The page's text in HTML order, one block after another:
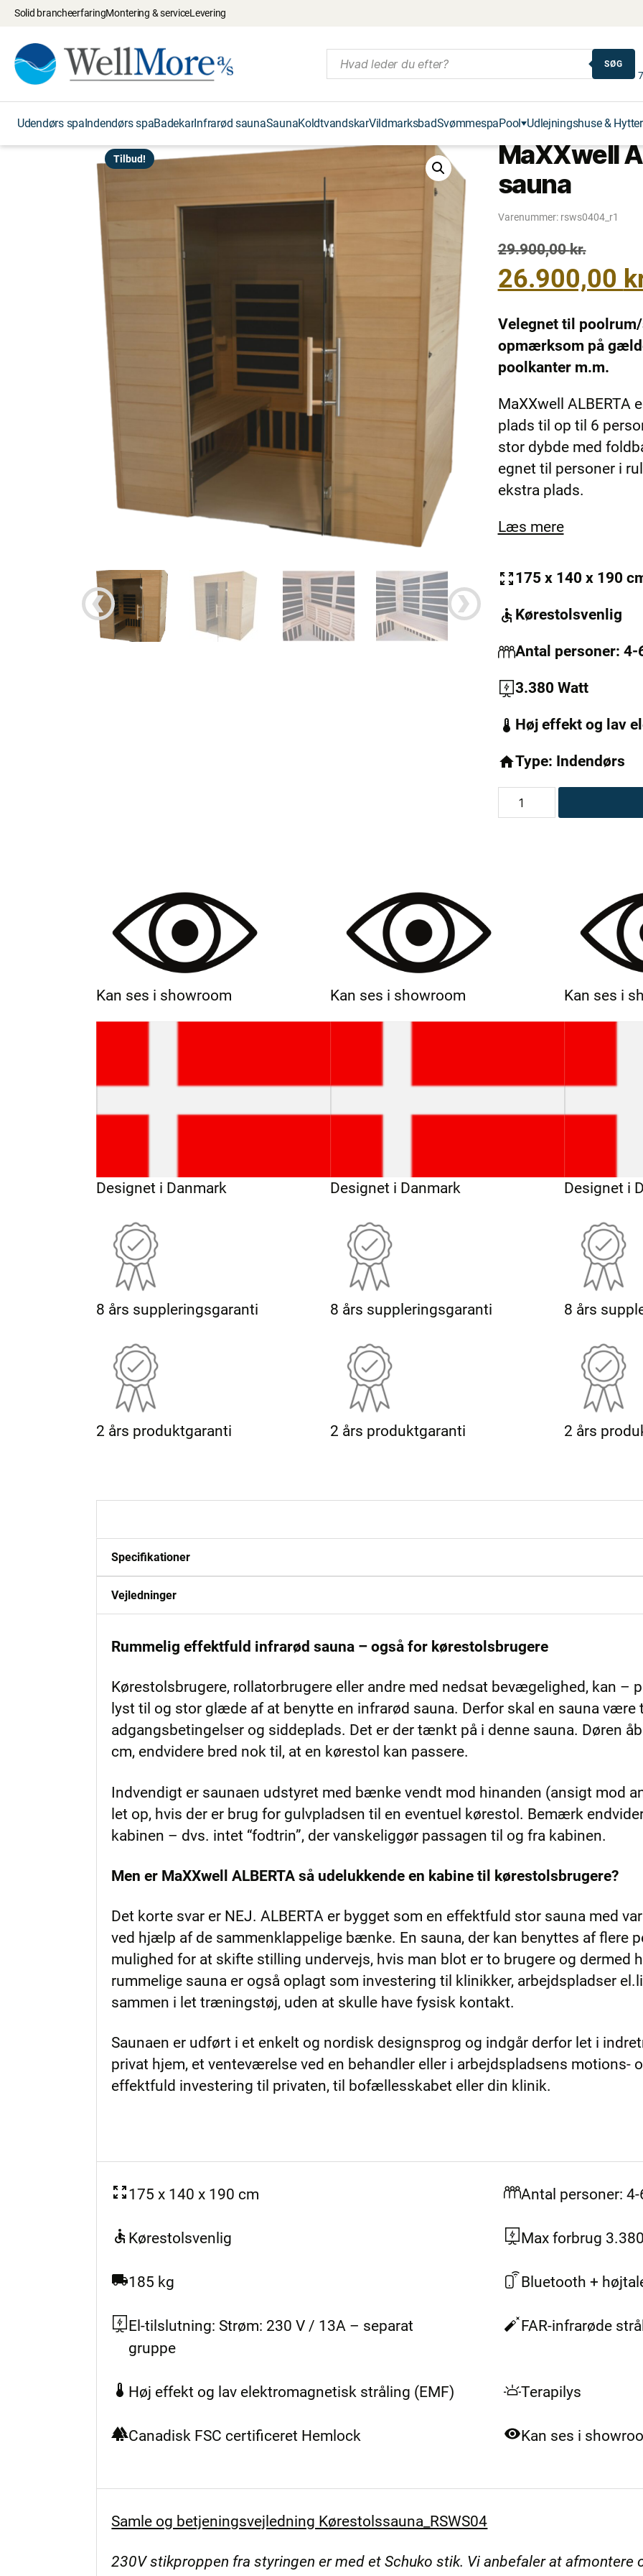
Solid brancheerfaringMontering & serviceLevering
SØG
Udendørs spaIndendørs spaBadekarInfrarød saunaSaunaKoldtvandskarVildmarksbadSvømmespaPool Udlejningshuse & Hytter
Tilbud!
MaXXwell
sauna
Varenummer: rsws0404_r1
29.900,00kr.
Den
oprindelige
pris
var:
29.900,00 kr..
26.900,00
Den
aktuelle
pris
26.900,00 kr..
Velegnet til
opmærksom på
poolkanter m.m.
MaXXwell ALBERTA
plads til op til 6
stor dybde med
egnet til personer i
ekstra plads.
Læs mere
175 x 140 x 190
Kørestolsvenlig
Antal personer: 4-
3.380 Watt
Høj effekt og lav
Type: Indendørs
ALBERTA
Kan ses i showroom
Designet i Danmark
8 års suppleringsgaranti
2 års produktgaranti
Kan ses i showroom
Designet i Danmark
8 års suppleringsgaranti
2 års produktgaranti
Kan ses i
Designet i
8 års
2 års
Specifikationer
Vejledninger
Rummelig effektfuld infrarød sauna – også for kørestolsbrugere
Kørestolsbrugere, rollatorbrugere eller andre med nedsat bevægelighed, kan –
lyst til og stor glæde af at benytte en infrarød sauna. Derfor skal en sauna
adgangsbetingelser og siddeplads. Det er der tænkt på i denne sauna. Døren
cm, endvidere bred nok til, at en kørestol kan passere.
Indvendigt er saunaen udstyret med bænke vendt mod hinanden (ansigt mod
let op, hvis der er brug for gulvpladsen til en eventuel kørestol. Bemærk
kabinen – dvs. intet “fodtrin”, der vanskeliggør passagen til og fra kabinen.
Men er MaXXwell ALBERTA så udelukkende en kabine til kørestolsbrugere?
Det korte svar er NEJ. ALBERTA er bygget som en effektfuld stor sauna med
ved hjælp af de sammenklappelige bænke. En sauna, der kan benyttes af flere
mulighed for at skifte stilling undervejs, hvis man blot er to brugere og dermed
rummelige sauna er også oplagt som investering til klinikker, arbejdspladser
sammen i let træningstøj, uden at skulle have fysisk kontakt.
Saunaen er udført i et enkelt og nordisk designsprog og indgår derfor let i
privat hjem, et venteværelse ved en behandler eller i arbejdspladsens motions-
effektfuld investering til privaten, til bofællesskabet eller din klinik.
175 x 140 x 190 cm Antal personer: 4-
Kørestolsvenlig Max forbrug
185 kg Bluetooth +
El-tilslutning: Strøm: 230 V / 13A – separat
gruppe
FAR-infrarøde
Høj effekt og lav elektromagnetisk stråling (EMF) Terapilys
Canadisk FSC certificeret Hemlock Kan ses i
Samle og betjeningsvejledning Kørestolssauna_RSWS04
230V stikproppen fra styringen er med et Schuko stik. Vi anbefaler at